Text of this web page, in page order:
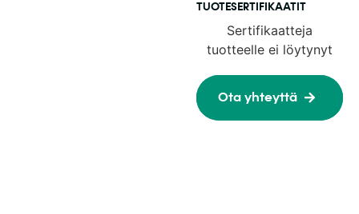
TUOTESERTIFIKAATIT
Sertifikaatteja
tuotteelle ei löytynyt
Ota yhteyttä